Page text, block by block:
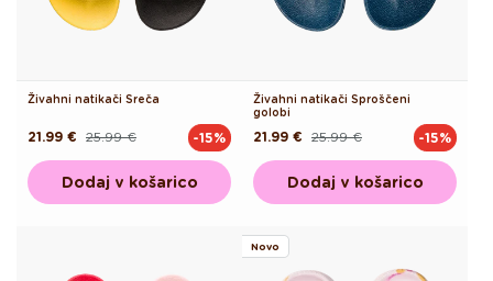
Živahni natikači Sreča
Redna
25.99 €
Akcijska
21.99 € -15%
Dodaj v košarico
Živahni natikači Sproščeni
golobi
Redna
25.99 €
Akcijska
21.99 € -15%
Dodaj v košarico
Novo